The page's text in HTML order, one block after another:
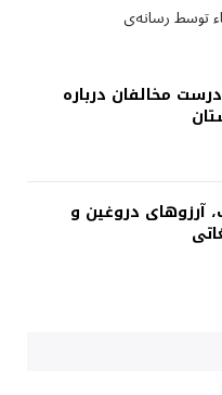
توسط رسانه‌ی
مخالفان درباره
آرزوهای دروغین و